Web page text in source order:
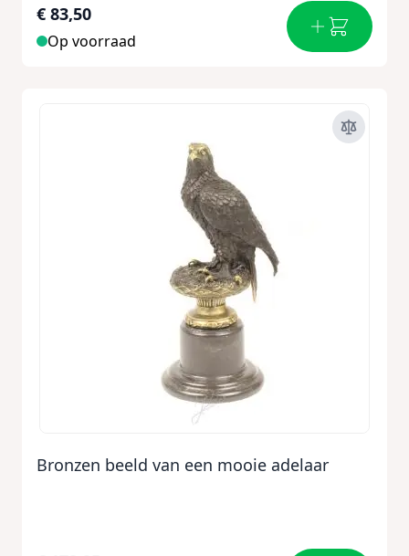
€ 83,50
Op voorraad
Bronzen beeld van een mooie adelaar